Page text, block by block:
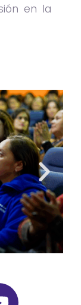
en la